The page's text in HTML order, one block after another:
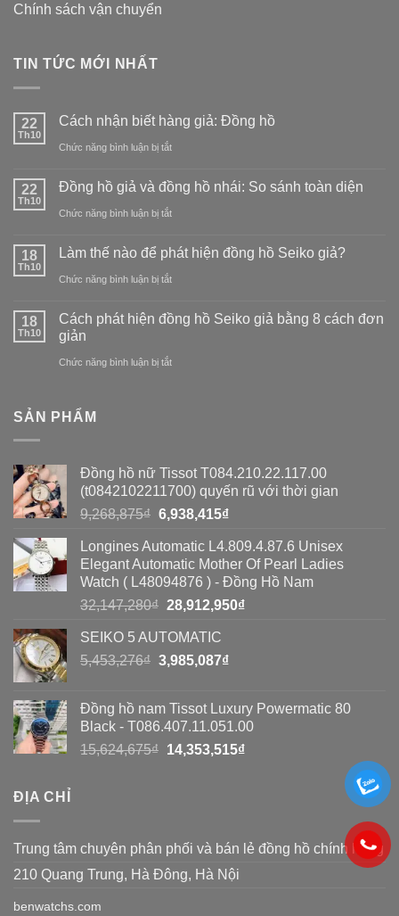
Chính sách vận chuyển
TIN TỨC MỚI NHẤT
22
Th10
Cách nhận biết hàng giả: Đồng hồ
Chức năng bình luận bị tắtở
nhận
hàng
hồ
22
Th10
Đồng hồ giả và đồng hồ nhái: So sánh toàn diện
Chức năng bình luận bị tắtở
và
hồ
diện
18
Th10
Làm thế nào để phát hiện đồng hồ Seiko giả?
Chức năng bình luận bị tắtở
thế
hồ
18
Th10
Cách phát hiện đồng hồ Seiko giả bằng 8 cách đơn
giản
Chức năng bình luận bị tắtở
hồ
Seiko
bằng
8
cách
đơn
giản
SẢN PHẨM
Đồng hồ nữ Tissot T084.210.22.117.00
(t0842102211700) quyến rũ với thời gian
9,268,875₫ Giá
là:
9,268,875₫.
6,938,415₫Giá
tại
là:
6,938,415₫.
Longines Automatic L4.809.4.87.6 Unisex
Elegant Automatic Mother Of Pearl Ladies
Watch ( L48094876 ) - Đồng Hồ Nam
32,147,280₫ Giá
là:
32,147,280₫.
28,912,950₫Giá
SEIKO 5 AUTOMATIC
5,453,276₫ Giá
5,453,276₫.
3,985,087₫Giá
là:
3,985,087₫.
Đồng hồ nam Tissot Luxury Powermatic 80
Black - T086.407.11.051.00
15,624,675₫ Giá
14,353,515₫Giá
ĐỊA CHỈ
Trung tâm chuyên phân phối và bán lẻ đồng hồ chính hãng
210 Quang Trung, Hà Đông, Hà Nội
benwatchs.com